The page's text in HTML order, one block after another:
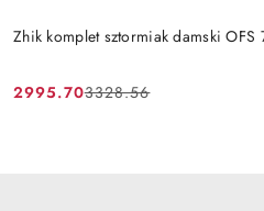
Zhik komplet sztormiak damski
Cena
2995.70
Cena
3328.56